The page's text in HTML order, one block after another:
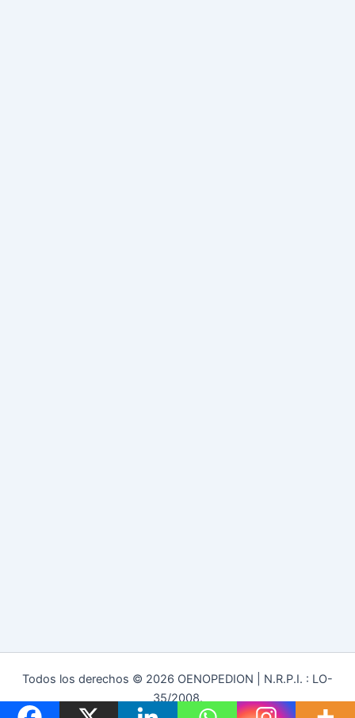
Todos los derechos © 2026 OENOPEDION | N.R.P.I. : LO-
35/2008.